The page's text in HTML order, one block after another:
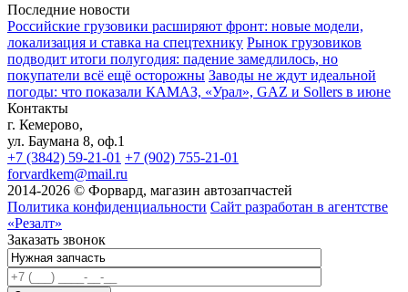
Последние новости
Российские грузовики расширяют фронт: новые модели,
локализация и ставка на спецтехнику Рынок грузовиков
подводит итоги полугодия: падение замедлилось, но
покупатели всё ещё осторожны Заводы не ждут идеальной
погоды: что показали КАМАЗ, «Урал», GAZ и Sollers в июне
Контакты
г. Кемерово,
ул. Баумана 8, оф.1
+7 (3842) 59-21-01 +7 (902) 755-21-01
forvardkem@mail.ru
2014-2026 © Форвард, магазин автозапчастей
Политика конфиденциальности Сайт разработан в агентстве
«Резалт»
Заказать звонок